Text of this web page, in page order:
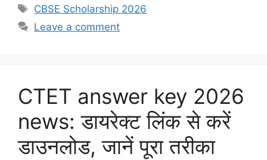
Tags
CBSE Scholarship 2026
Leave a comment
CTET answer key 2026
news: डायरेक्ट लिंक से करें
डाउनलोड, जानें पूरा तरीका